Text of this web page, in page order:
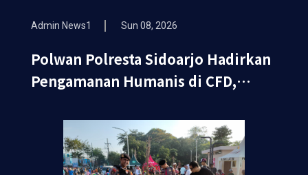
Admin News1 Sun 08, 2026
Polwan Polresta Sidoarjo Hadirkan
Pengamanan Humanis di CFD,
bagi Masyarakat